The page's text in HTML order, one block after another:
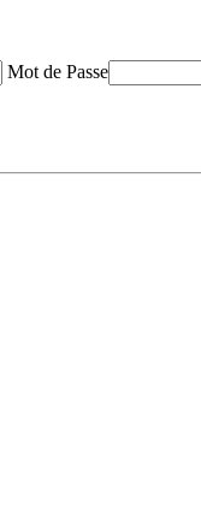
Mot de Passe